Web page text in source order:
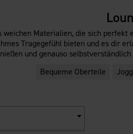
Materialien, die sich
Tragegefühl bieten und es dir
und genauso
Bequeme Oberteile